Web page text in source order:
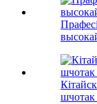
шчотак